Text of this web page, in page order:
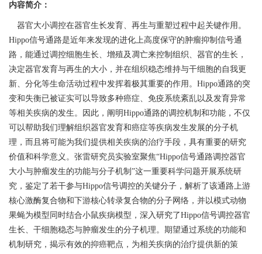
内容简介：
器官大小调控在器官生长发育、再生与重塑过程中起关键作用。
Hippo信号通路是近年来发现的进化上高度保守的肿瘤抑制信号通
路，能通过调控细胞生长、增殖及凋亡来控制组织、器官的生长，
决定器官发育与再生的大小，并在组织稳态维持与干细胞的自我更
新、分化等生命活动过程中发挥着极其重要的作用。Hippo通路的突
变和失衡已被证实可以导致多种癌症、免疫系统紊乱以及发育异常
等相关疾病的发生。因此，阐明Hippo通路的调控机制和功能，不仅
可以帮助我们理解组织器官发育和癌症等疾病发生发展的分子机
理，而且将可能为我们提供相关疾病的治疗手段，具有重要的研究
价值和科学意义。张雷研究员实验室聚焦“Hippo信号通路调控器官
大小与肿瘤发生的功能与分子机制”这一重要科学问题开展系统研
究，鉴定了若干参与Hippo信号调控的关键分子，解析了该通路上游
核心激酶复合物和下游核心转录复合物的分子网络，并以模式动物
果蝇为模型同时结合小鼠疾病模型，深入研究了Hippo信号调控器官
生长、干细胞稳态与肿瘤发生的分子机理。期望通过系统的功能和
机制研究，揭示有效的抑癌靶点，为相关疾病的治疗提供新的策